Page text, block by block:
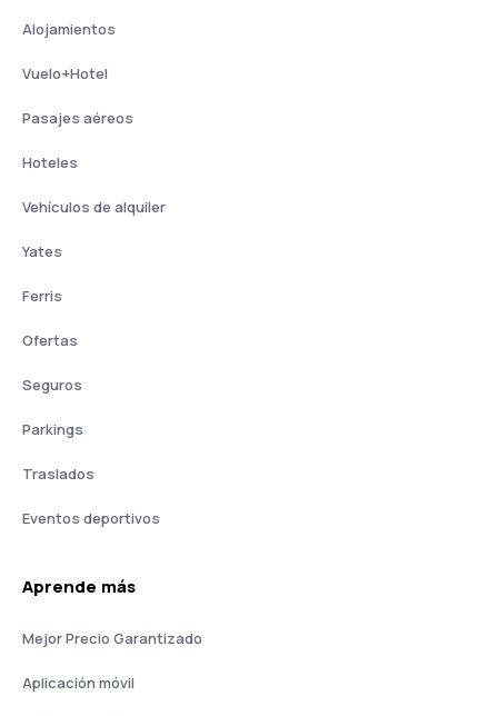
Alojamientos
Vuelo+Hotel
Pasajes aéreos
Hoteles
Vehículos de alquiler
Yates
Ferris
Ofertas
Seguros
Parkings
Traslados
Eventos deportivos
Aprende más
Mejor Precio Garantizado
Aplicación móvil